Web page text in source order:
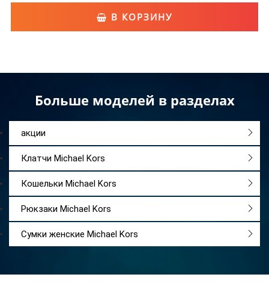
В КОРЗИНУ
Больше моделей в разделах
акции
Клатчи Michael Kors
Кошельки Michael Kors
Рюкзаки Michael Kors
Сумки женские Michael Kors